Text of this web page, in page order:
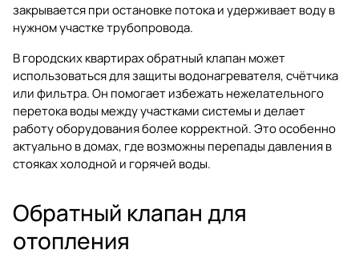
закрывается при остановке потока и удерживает воду в
нужном участке трубопровода.
В городских квартирах обратный клапан может
использоваться для защиты водонагревателя, счётчика
или фильтра. Он помогает избежать нежелательного
перетока воды между участками системы и делает
работу оборудования более корректной. Это особенно
актуально в домах, где возможны перепады давления в
стояках холодной и горячей воды.
Обратный клапан для
отопления